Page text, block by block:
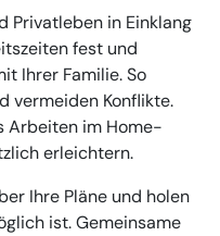
Privatleben in Einklang
fest und
Ihrer Familie. So
vermeiden Konflikte.
Arbeiten im Home-
erleichtern.
Ihre Pläne und holen
ist. Gemeinsame